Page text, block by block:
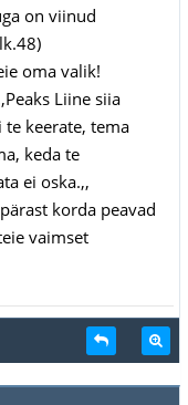
on viinud
oma valik!
Liine siia
te keerate, tema
keda te
ei oska.,,
korda peavad
vaimset